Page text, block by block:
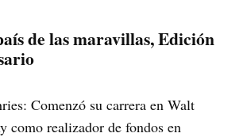
de las maravillas, Edición
Comenzó su carrera en Walt
como realizador de fondos en